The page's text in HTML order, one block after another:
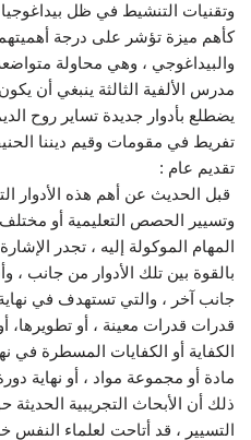
وتقنيات التنشيط في ظل بيداغوجيا
كأهم ميزة تؤشر على درجة
والبيداغوجي ، وهي محاولة
مدرس الألفية الثالثة ينبغي أن
يضطلع بأدوار جديدة تساير روح
تفريط في مقومات وقيم ديننا
تقديم عام :
قبل الحديث عن أهم هذه الأدوار
وتسيير الحصص التعليمية أو مختلف
المهام الموكولة إليه ، تجدر
بالقوة بين تلك الأدوار من جانب ،
جانب آخر ، والتي تستهدف في
قدرات قدرات معينة ، أو
الكفاية أو الكفايات المسطرة في
مادة أو مجموعة مواد ، أو نهاية
ذلك أن الأبحاث التجريبية
التسيير ، قد أتاحت لعلماء النفس